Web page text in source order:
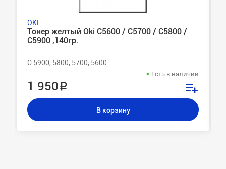
OKI
Тонер желтый Oki C5600 / C5700 / C5800 /
C5900 ,140гр.
C 5900, 5800, 5700, 5600
Есть в наличии
1 950 ₽
В корзину